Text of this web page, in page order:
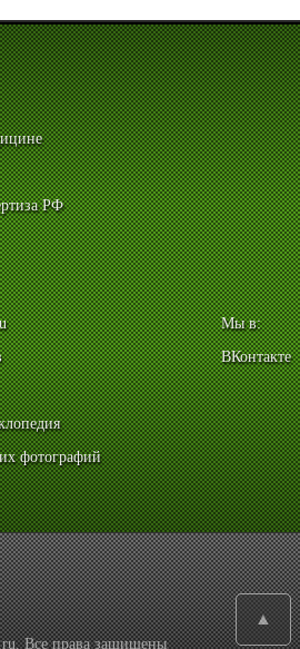
РФ
фотографий
Мы в:
ВКонтакте
Все права защищены
▲